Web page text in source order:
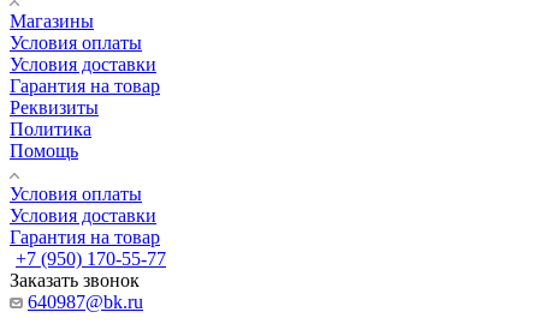
Магазины
Условия оплаты
Условия доставки
Гарантия на товар
Реквизиты
Политика
Помощь
Условия оплаты
Условия доставки
Гарантия на товар
+7 (950) 170-55-77
Заказать звонок
640987@bk.ru